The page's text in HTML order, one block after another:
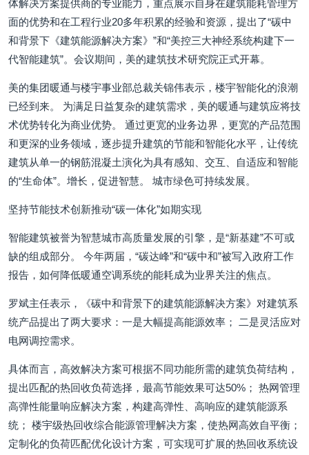
体解决方案提供商的专业能力，重点展示自身在建筑能耗管理方
面的优势和在工程行业20多年积累的经验和资源，提出了“碳中
和背景下《建筑能源解决方案》”和“美控三大神经系统构建下一
代智能建筑”。会议期间，美的建筑技术研究院正式开幕。
美的集团暖通与楼宇事业部总裁关锦伟表示，楼宇智能化的浪潮
已经到来。 为满足日益复杂的建筑需求，美的暖通与建筑应将技
术优势转化为商业优势。 通过更宽的业务边界，更宽的产品范围
和更深的业务领域，逐步提升建筑的节能和智能化水平，让传统
建筑从单一的钢筋混凝土演化为具有感知、交互、自适应和智能
的“生命体”。增长，促进智慧。 城市绿色可持续发展。
坚持节能技术创新推动“碳一体化”如期实现
智能建筑被誉为智慧城市高质量发展的引擎，是“新基建”不可或
缺的组成部分。 今年两届，“碳达峰”和“碳中和”被写入政府工作
报告，如何降低暖通空调系统的能耗成为业界关注的焦点。
罗斌主任表示，《碳中和背景下的建筑能源解决方案》对建筑系
统产品提出了两大要求：一是大幅提高能源效率； 二是灵活应对
电网调控需求。
具体而言，高效解决方案可根据不同功能所需的建筑负荷结构，
提出匹配的热回收负荷选择，最高节能效果可达50%； 热网管理
高弹性能量响应解决方案，构建高弹性、高响应的建筑能源系
统； 楼宇级热回收综合能源管理解决方案，使热网高效自平衡；
定制化的负荷匹配优化设计方案，可实现可扩展的热回收系统设